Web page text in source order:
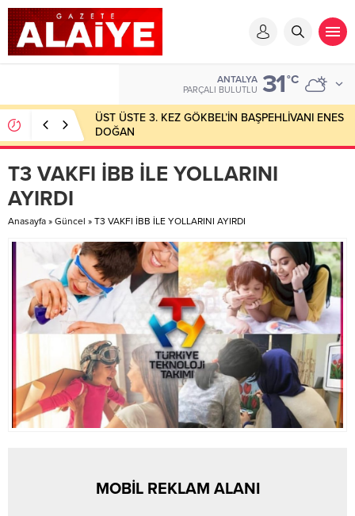
ANTALYA
PARÇALI BULUTLU 31°C
ÜST ÜSTE 3. KEZ GÖKBEL’İN BAŞPEHLİVANI ENES
DOĞAN
T3 VAKFI İBB İLE YOLLARINI
AYIRDI
Anasayfa » Güncel » T3 VAKFI İBB İLE YOLLARINI AYIRDI
MOBİL REKLAM ALANI